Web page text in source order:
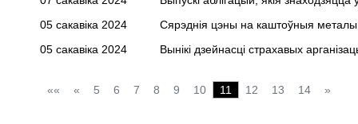
05 сакавіка 2024
Сярэднія цэны на каштоўныя
05 сакавіка 2024
Вынікі дзейнасці страхавых
«« « 5 6 7 8 9 10 11 12 13 14 »